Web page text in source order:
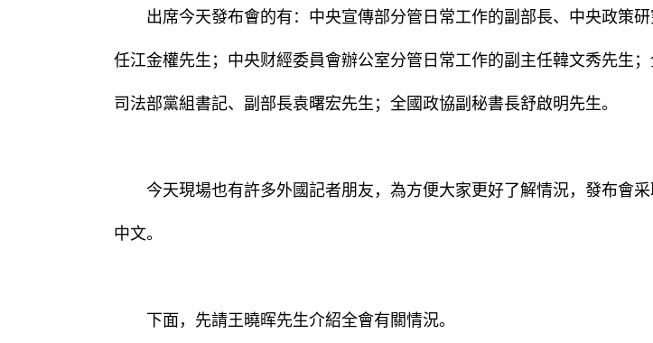
出席今天發布會的有：中央宣傳部分管日常工作的副部長、中央政策研
任江金權先生；中央财經委員會辦公室分管日常工作的副主任韓文秀先生
司法部黨組書記、副部長袁曙宏先生；全國政協副秘書長舒啟明先生。
今天現場也有許多外國記者朋友，為方便大家更好了解情況，發布會
中文。
下面，先請王曉晖先生介紹全會有關情況。